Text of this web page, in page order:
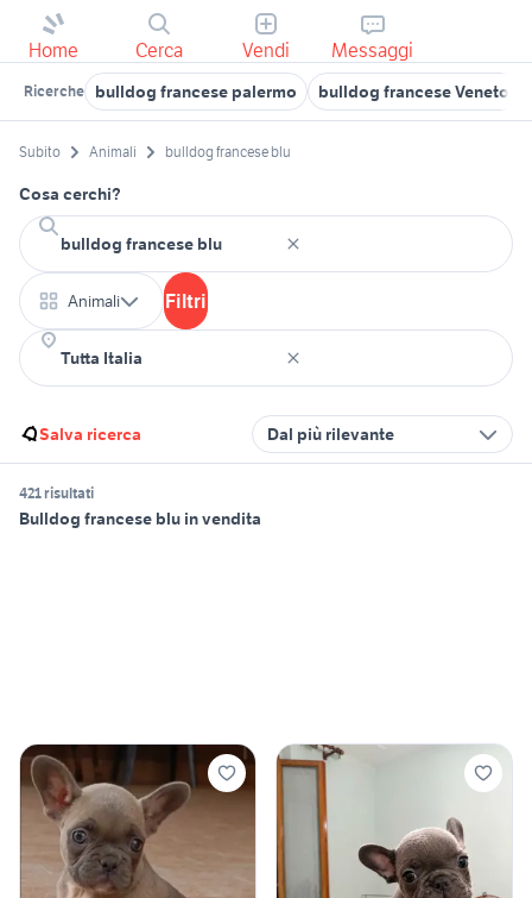
Home Cerca Vendi Messaggi
Ricerche bulldog francese palermo bulldog francese Veneto
Subito Animali bulldog francese blu
Cosa cerchi?
Animali Filtri
Salva ricerca Dal più rilevante
421 risultati
Bulldog francese blu in vendita